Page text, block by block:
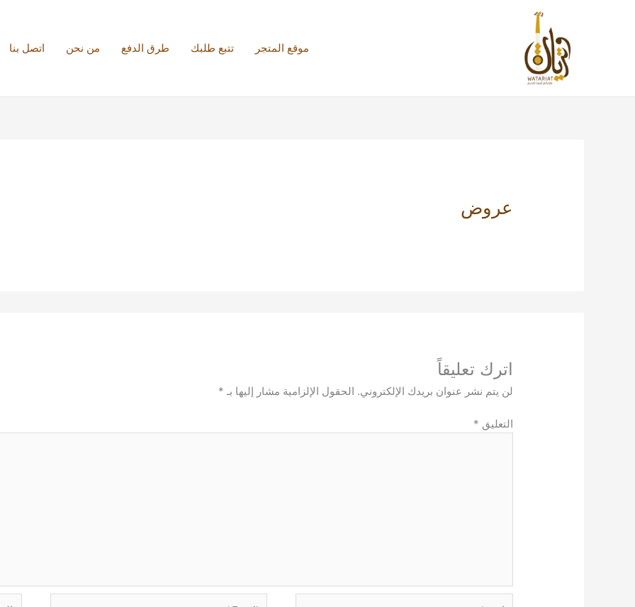
موقع المتجر تتبع طلبك طرق الدفع من نحن اتصل بنا
عروض
اترك تعليقاً
لن يتم نشر عنوان بريدك الإلكتروني. الحقول الإلزامية مشار إليها بـ *
التعليق *